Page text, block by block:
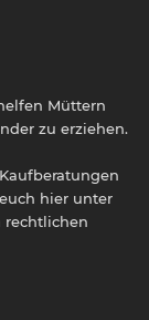
Müttern
zu erziehen.
hier unter
rechtlichen